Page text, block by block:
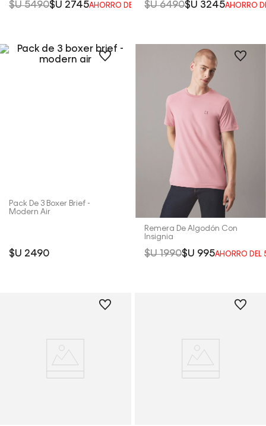
$U 5490$U 2745AHORRO DEL 50%
$U 6490$U 3245AHORRO
Pack De 3 Boxer Brief -
Modern Air
$U 2490
Remera De Algodón Con
Insignia
$U 1990$U 995AHORRO DEL